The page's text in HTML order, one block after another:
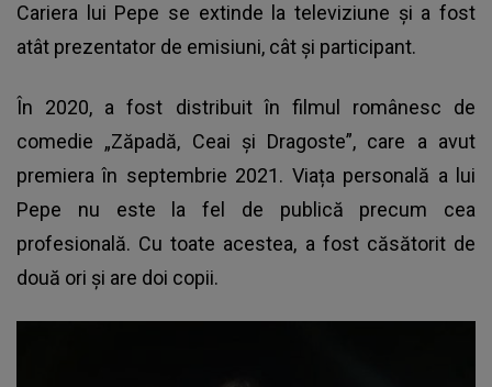
Cariera lui Pepe se extinde la televiziune și a fost
atât prezentator de emisiuni, cât și participant.
În 2020, a fost distribuit în filmul românesc de
comedie „Zăpadă, Ceai și Dragoste”, care a avut
premiera în septembrie 2021. Viața personală a lui
Pepe nu este la fel de publică precum cea
profesională. Cu toate acestea, a fost căsătorit de
două ori și are doi copii.